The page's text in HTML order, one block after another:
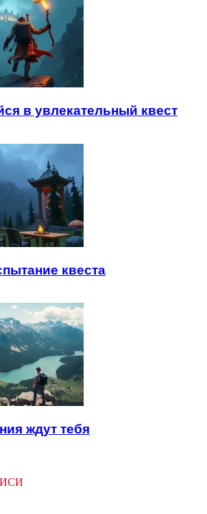
в увлекательный квест
квеста
ждут тебя